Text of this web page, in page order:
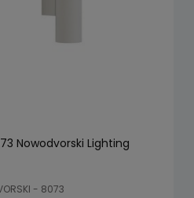
Nowodvorski Lighting
- 8073